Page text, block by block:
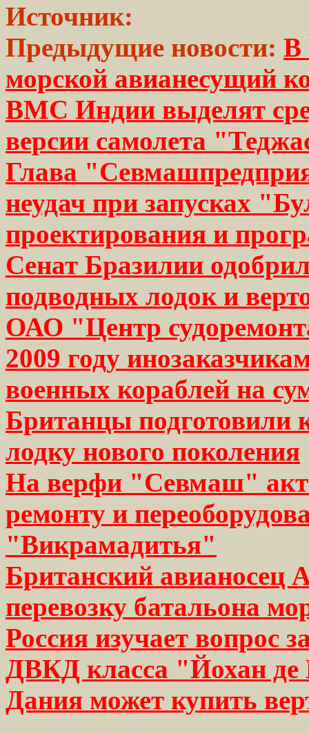
Источник:
Предыдущие новости: В
морской авианесущий
ВМС Индии выделят
версии самолета
Глава
неудач при запусках
проектирования и
Сенат Бразилии
подводных лодок и
ОАО "Центр
2009 году
военных кораблей на
Британцы подготовили
лодку нового поколения
На верфи "Севмаш"
ремонту и
"Викрамадитья"
Британский авианосец
перевозку батальона
Россия изучает вопрос
ДВКД класса "Йохан де
Дания может купить